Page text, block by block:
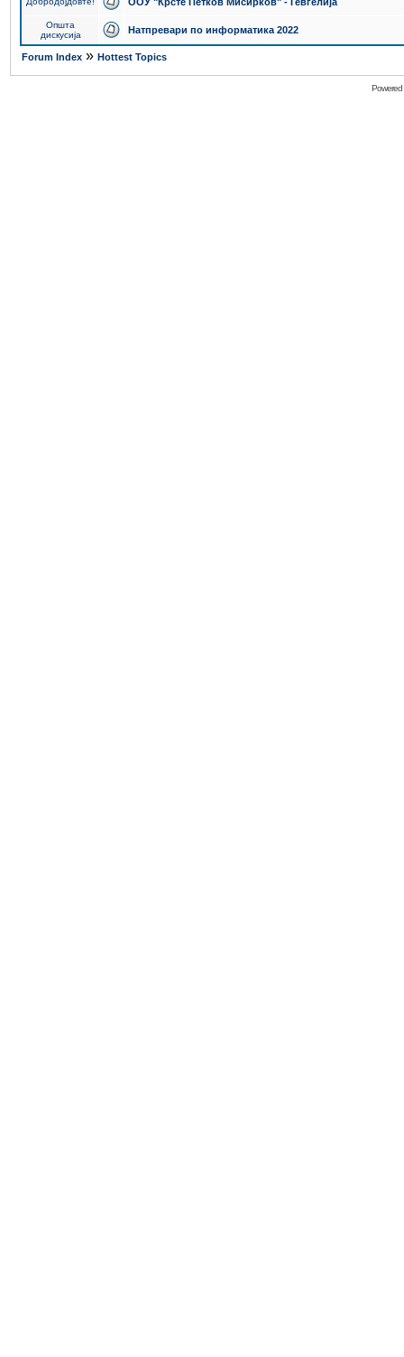
Општа
дискусија
Натпревари по информатика 2022
Forum Index » Hottest Topics